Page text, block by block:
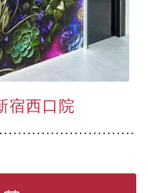
宿西口院